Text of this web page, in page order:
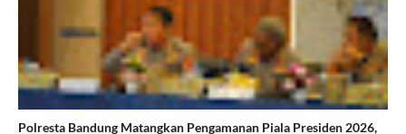
Polresta Bandung Matangkan Pengamanan Piala Presiden 2026,